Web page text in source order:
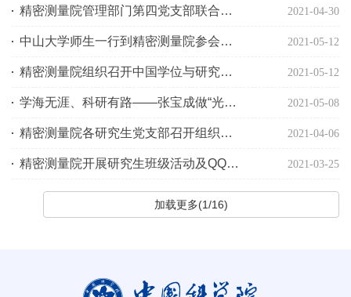
精密测量院管理部门第四党支部联合频标党支部组织开展国家安全教育主题党日活动 2021-04-30
中山大学师生一行到精密测量院参会交流 2021-05-12
精密测量院组织召开中国学位与研究生教育学会科工委资环组工作研讨会 2021-05-12
学海无涯、科研有路——张宝成做“光源行动”计划·五四榜样分享报告会 2021-05-08
精密测量院各研究生党支部召开组织生活会 2021-04-06
精密测量院开展研究生班级活动及QQ群匿名开放日活动 2021-03-25
加载更多(1/16)